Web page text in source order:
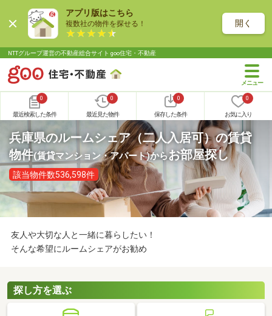
アプリ版はこちら
複数社の物件を探せる！ 開く
NTTグループ運営の不動産総合サイト goo住宅・不動産
0
最近検索した条件
0
最近見た物件
0
保存した条件
0
お気に入り
兵庫県のルームシェア（二人入居可）の賃貸
物件(賃貸マンション・アパート)からお部屋探し
該当物件数536,598件
友人や大切な人と一緒に暮らしたい！
そんな希望にルームシェアがお勧め
探し方を選ぶ